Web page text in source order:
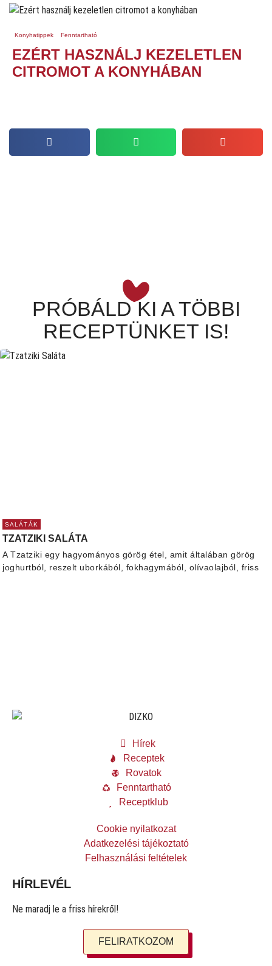
Konyhatippek Fenntartható
EZÉRT HASZNÁLJ KEZELETLEN
CITROMOT A KONYHÁBAN
PRÓBÁLD KI A TÖBBI
RECEPTÜNKET IS!
SALÁTÁK
TZATZIKI SALÁTA
A Tzatziki egy hagyományos görög étel, amit általában görög
joghurtból, reszelt uborkából, fokhagymából, olívaolajból, friss
Hírek
Receptek
Rovatok
Fenntartható
Receptklub
Cookie nyilatkozat
Adatkezelési tájékoztató
Felhasználási feltételek
HÍRLEVÉL
Ne maradj le a friss hírekről!
FELIRATKOZOM